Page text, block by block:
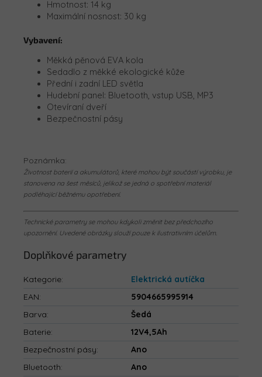
Hmotnost: 14 kg
Maximální nosnost: 30 kg
Vybavení:
Měkká pěnová EVA kola
Sedadlo z měkké ekologické kůže
Přední i zadní LED světla
Hudební panel: Bluetooth, vstup USB, MP3
Otevíraní dveří
Bezpečnostní pásy
Poznámka:
Životnost baterií a akumulátorů, které mohou být součástí výrobku, je
stanovena na šest měsíců, jelikož se jedná o spotřební materiál
podléhající běžnému opotřebení.
Technické parametry se mohou kdykoli změnit bez předchozího
upozornění. Uvedené obrázky slouží pouze k ilustrativním účelům.
Doplňkové parametry
Kategorie:
Elektrická autíčka
EAN:
5904665995914
Barva:
Šedá
Baterie:
12V4,5Ah
Bezpečnostní pásy:
Ano
Bluetooth:
Ano